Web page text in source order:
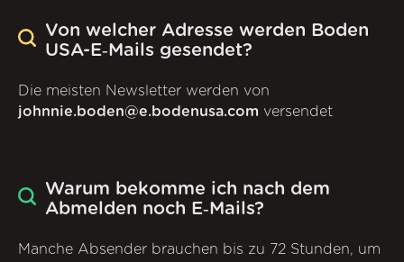
Von welcher Adresse werden Boden
USA-E‑Mails gesendet?
Die meisten Newsletter werden von
johnnie.boden@e.bodenusa.com versendet
Warum bekomme ich nach dem
Abmelden noch E‑Mails?
Manche Absender brauchen bis zu 72 Stunden, um